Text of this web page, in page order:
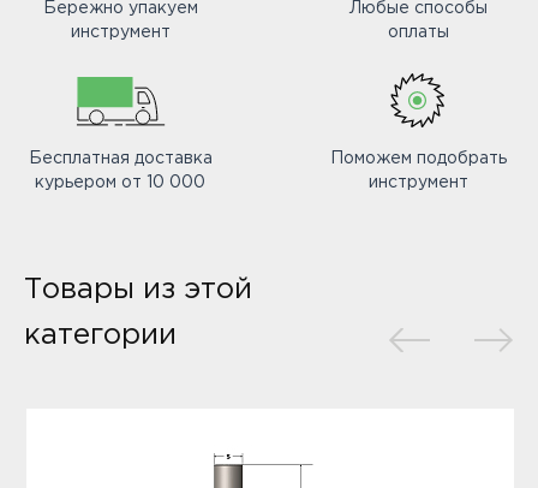
Бережно упакуем
инструмент
Любые способы
оплаты
Бесплатная доставка
курьером от 10 000
Поможем подобрать
инструмент
Товары из этой
категории